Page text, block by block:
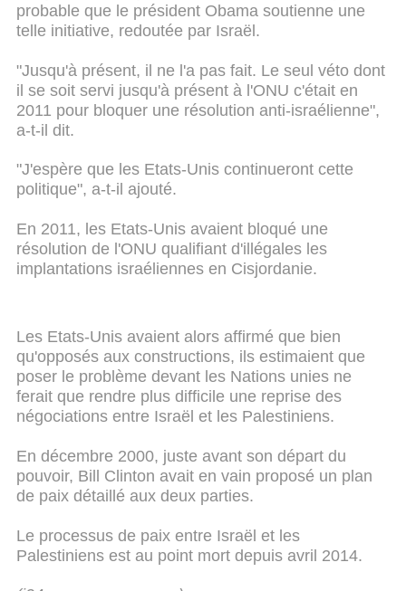
probable que le président Obama soutienne une
telle initiative, redoutée par Israël.
"Jusqu'à présent, il ne l'a pas fait. Le seul véto dont
il se soit servi jusqu'à présent à l'ONU c'était en
2011 pour bloquer une résolution anti-israélienne",
a-t-il dit.
"J'espère que les Etats-Unis continueront cette
politique", a-t-il ajouté.
En 2011, les Etats-Unis avaient bloqué une
résolution de l'ONU qualifiant d'illégales les
implantations israéliennes en Cisjordanie.
Les Etats-Unis avaient alors affirmé que bien
qu'opposés aux constructions, ils estimaient que
poser le problème devant les Nations unies ne
ferait que rendre plus difficile une reprise des
négociations entre Israël et les Palestiniens.
En décembre 2000, juste avant son départ du
pouvoir, Bill Clinton avait en vain proposé un plan
de paix détaillé aux deux parties.
Le processus de paix entre Israël et les
Palestiniens est au point mort depuis avril 2014.